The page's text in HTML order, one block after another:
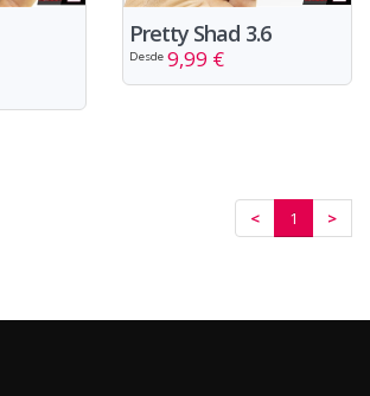
Pretty Shad 3.6
Desde 9,99 €
< 1 >